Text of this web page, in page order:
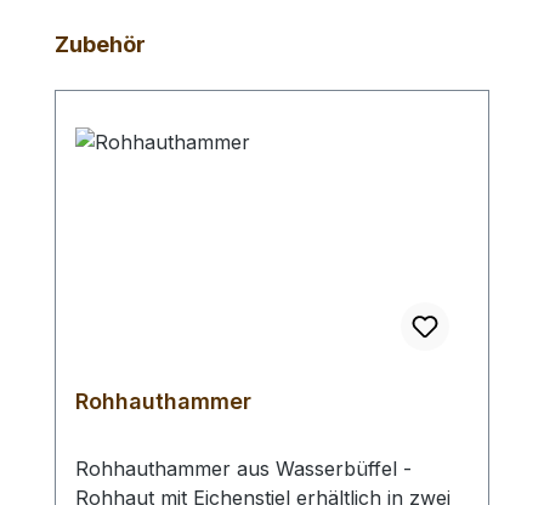
Produktgalerie überspringen
Zubehör
Rohhauthammer
Rohhauthammer aus Wasserbüffel -
Rohhaut mit Eichenstiel erhältlich in zwei